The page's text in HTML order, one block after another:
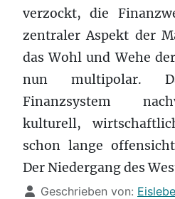
verzockt, die
zentraler Aspekt der
das Wohl und Wehe
nun multipolar.
Finanzsystem
kulturell,
schon lange
Der Niedergang des
Details
Geschrieben von: